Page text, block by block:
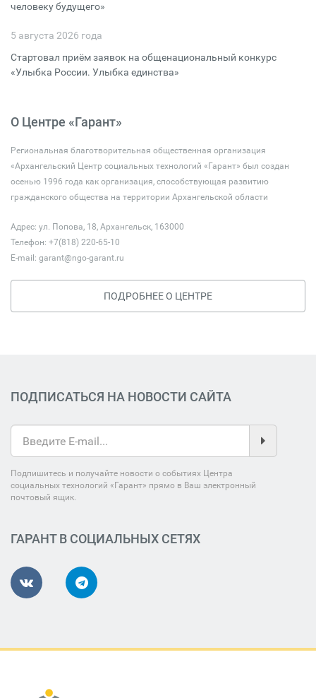
человеку будущего»
5 августа 2026 года
Стартовал приём заявок на общенациональный конкурс
«Улыбка России. Улыбка единства»
О Центре «Гарант»
Региональная благотворительная общественная организация
«Архангельский Центр социальных технологий «Гарант» был создан
осенью 1996 года как организация, способствующая развитию
гражданского общества на территории Архангельской области
Адрес: ул. Попова, 18, Архангельск, 163000
Телефон: +7(818) 220-65-10
E-mail: garant@ngo-garant.ru
ПОДРОБНЕЕ О ЦЕНТРЕ
ПОДПИСАТЬСЯ НА НОВОСТИ САЙТА
Подпишитесь и получайте новости о событиях Центра
социальных технологий «Гарант» прямо в Ваш электронный
почтовый ящик.
ГАРАНТ В СОЦИАЛЬНЫХ СЕТЯХ